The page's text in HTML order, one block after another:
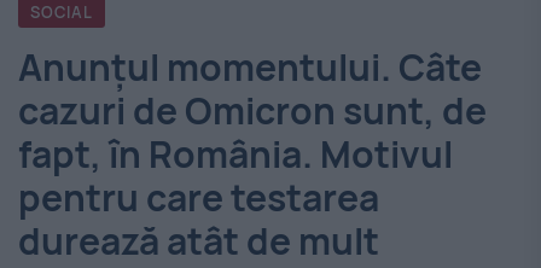
România
-
Evenimentul
Zilei
SOCIAL
Anunțul momentului. Câte
cazuri de Omicron sunt, de
fapt, în România. Motivul
pentru care testarea
durează atât de mult